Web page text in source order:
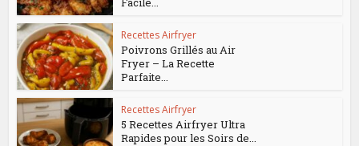
Recettes Airfryer
Poivrons Grillés au Air
Fryer – La Recette
Parfaite...
Recettes Airfryer
5 Recettes Airfryer Ultra
Rapides pour les Soirs de...